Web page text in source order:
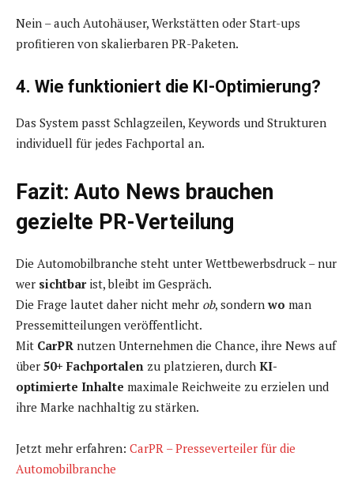
Nein – auch Autohäuser, Werkstätten oder Start-ups
profitieren von skalierbaren PR-Paketen.
4. Wie funktioniert die KI-Optimierung?
Das System passt Schlagzeilen, Keywords und Strukturen
individuell für jedes Fachportal an.
Fazit: Auto News brauchen
gezielte PR-Verteilung
Die Automobilbranche steht unter Wettbewerbsdruck – nur
wer sichtbarist, bleibt im Gespräch.
Die Frage lautet daher nicht mehr ob, sondern wo man
Pressemitteilungen veröffentlicht.
Mit CarPR nutzen Unternehmen die Chance, ihre News auf
über 50+ Fachportalen zu platzieren, durch KI-
optimierte Inhalte maximale Reichweite zu erzielen und
ihre Marke nachhaltig zu stärken.
Jetzt mehr erfahren: CarPR – Presseverteiler für die
Automobilbranche